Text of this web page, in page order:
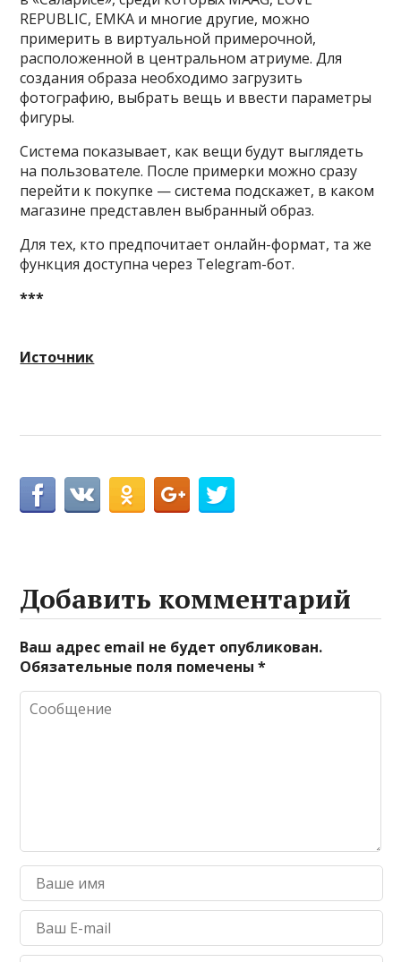
REPUBLIC, EMKA и многие другие, можно
примерить в виртуальной примерочной,
расположенной в центральном атриуме. Для
создания образа необходимо загрузить
фотографию, выбрать вещь и ввести параметры
фигуры.
Система показывает, как вещи будут выглядеть
на пользователе. После примерки можно сразу
перейти к покупке — система подскажет, в каком
магазине представлен выбранный образ.
Для тех, кто предпочитает онлайн-формат, та же
функция доступна через Telegram-бот.
***
Источник
Добавить комментарий
Ваш адрес email не будет опубликован.
Обязательные поля помечены*